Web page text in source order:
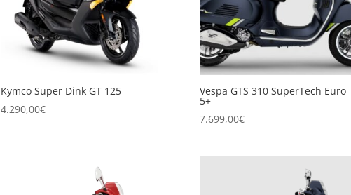
Kymco Super Dink GT 125
4.290,00€
Vespa GTS 310 SuperTech Euro
5+
7.699,00€